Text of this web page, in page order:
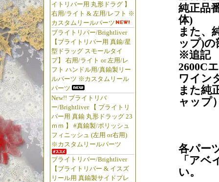
イトリバー用 丸形ドラグ 】
右用/ライト & 左用/レフト ※
カスタムリールパーツ
ブライトリバー/Brightliver
【ブライトリバー用 真鍮/星
型ドラッグ スモールタイ
プ】 右用/ライト or 左用/レ
フト ハンドル用/真鍮製リー
ルパーツ ※カスタムリール
パーツ
New!! ブライトリバ
ー/Brightliver 【 ブライトリ
バー用 真鍮 丸形ドラッグ 23
ｍｍ 】 #真鍮製/ポリッシュ
フィニッシュ (左用 or右用)
※カスタムリールパーツ
ブライトリバー/Brightliver
【ブライトリバー & イスズ
リール用 真鍮製サイドプレ
純正品
体)
また、
ップ)
※追記
2600C
ワイン
また純
ャップ
各パー
「ア
い。